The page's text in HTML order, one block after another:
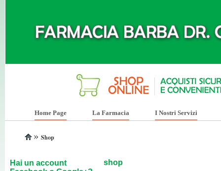
Hai un account
Home Page La Farmacia I Nostri Servizi
» Shop
shop